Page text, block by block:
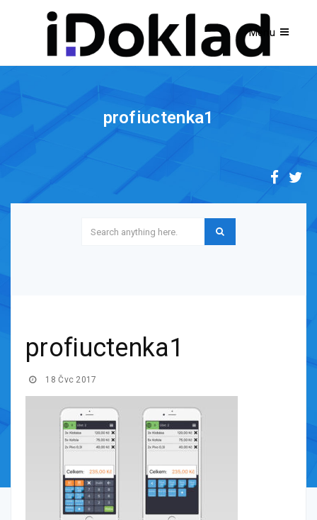
profiuctenka1
profiuctenka1
18 Čvc 2017